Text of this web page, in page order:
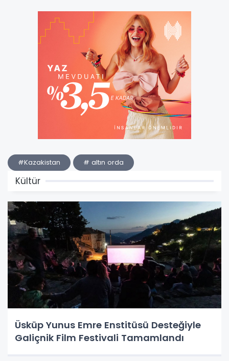
#Kazakistan # altın orda
Kültür
Üsküp Yunus Emre Enstitüsü Desteğiyle
Galiçnik Film Festivali Tamamlandı